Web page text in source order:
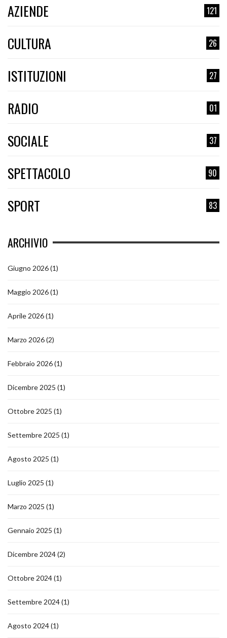
AZIENDE 121
CULTURA 26
ISTITUZIONI 27
RADIO 01
SOCIALE 37
SPETTACOLO 90
SPORT 83
ARCHIVIO
Giugno 2026(1)
Maggio 2026(1)
Aprile 2026(1)
Marzo 2026(2)
Febbraio 2026(1)
Dicembre 2025 (1)
Ottobre 2025 (1)
Settembre 2025 (1)
Agosto 2025 (1)
Luglio 2025 (1)
Marzo 2025 (1)
Gennaio 2025 (1)
Dicembre 2024(2)
Ottobre 2024(1)
Settembre 2024(1)
Agosto 2024(1)